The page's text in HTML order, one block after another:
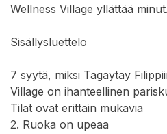
Wellness Village yllättää
Sisällysluettelo
7 syytä, miksi Tagaytay
Village on ihanteellinen
Tilat ovat erittäin mukavia
2. Ruoka on upeaa